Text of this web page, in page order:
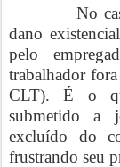
No
dano
pelo
trabalhador
CLT). É o
submetido a
excluído do
frustrando seu